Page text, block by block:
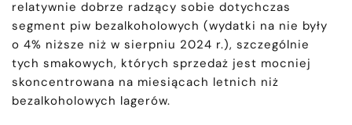
relatywnie dobrze radzący sobie dotychczas
segment piw bezalkoholowych (wydatki na nie były
o 4% niższe niż w sierpniu 2024 r.), szczególnie
tych smakowych, których sprzedaż jest mocniej
skoncentrowana na miesiącach letnich niż
bezalkoholowych lagerów.